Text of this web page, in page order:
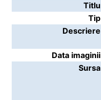
Titlu
Tip
Descriere
Data imaginii
Sursa